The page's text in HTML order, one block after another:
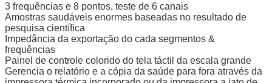
3 frequências e 8 pontos, teste de 6 canais
Amostras saudáveis enormes baseadas no resultado de
pesquisa científica
Impedância da exportação do cada segmentos &
frequências
Painel de controle colorido do tela táctil da escala grande
Gerencia o relatório e a cópia da saúde para fora através da